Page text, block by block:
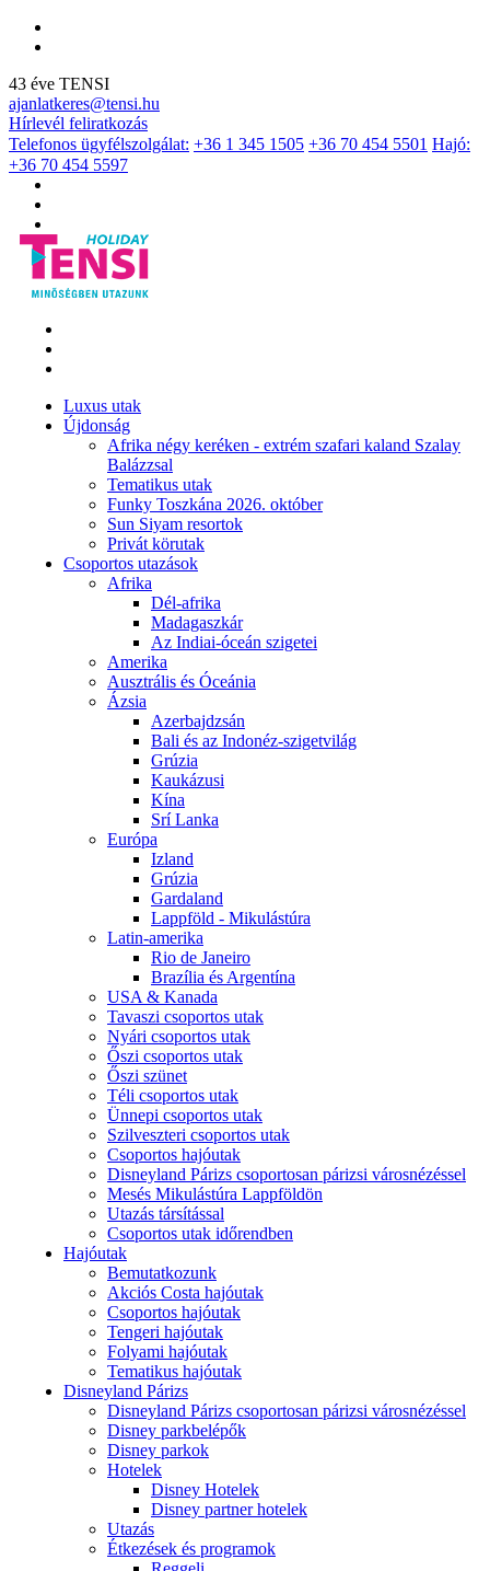
43 éve TENSI
ajanlatkeres@tensi.hu
Hírlevél feliratkozás
Telefonos ügyfélszolgálat: +36 1 345 1505 +36 70 454 5501 Hajó:
+36 70 454 5597
Luxus utak
Újdonság
Afrika négy keréken - extrém szafari kaland Szalay
Balázzsal
Tematikus utak
Funky Toszkána 2026. október
Sun Siyam resortok
Privát körutak
Csoportos utazások
Afrika
Dél-afrika
Madagaszkár
Az Indiai-óceán szigetei
Amerika
Ausztrális és Óceánia
Ázsia
Azerbajdzsán
Bali és az Indonéz-szigetvilág
Grúzia
Kaukázusi
Kína
Srí Lanka
Európa
Izland
Grúzia
Gardaland
Lappföld - Mikulástúra
Latin-amerika
Rio de Janeiro
Brazília és Argentína
USA & Kanada
Tavaszi csoportos utak
Nyári csoportos utak
Őszi csoportos utak
Őszi szünet
Téli csoportos utak
Ünnepi csoportos utak
Szilveszteri csoportos utak
Csoportos hajóutak
Disneyland Párizs csoportosan párizsi városnézéssel
Mesés Mikulástúra Lappföldön
Utazás társítással
Csoportos utak időrendben
Hajóutak
Bemutatkozunk
Akciós Costa hajóutak
Csoportos hajóutak
Tengeri hajóutak
Folyami hajóutak
Tematikus hajóutak
Disneyland Párizs
Disneyland Párizs csoportosan párizsi városnézéssel
Disney parkbelépők
Disney parkok
Hotelek
Disney Hotelek
Disney partner hotelek
Utazás
Étkezések és programok